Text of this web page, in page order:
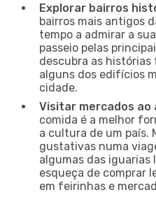
Explorar bairros
bairros mais antigos
tempo a admirar a
passeio pelas
descubra as
alguns dos edifícios
cidade.
Visitar mercados ao
comida é a melhor
a cultura de um país.
gustativas numa
algumas das iguarias
esqueça de comprar
em feirinhas e